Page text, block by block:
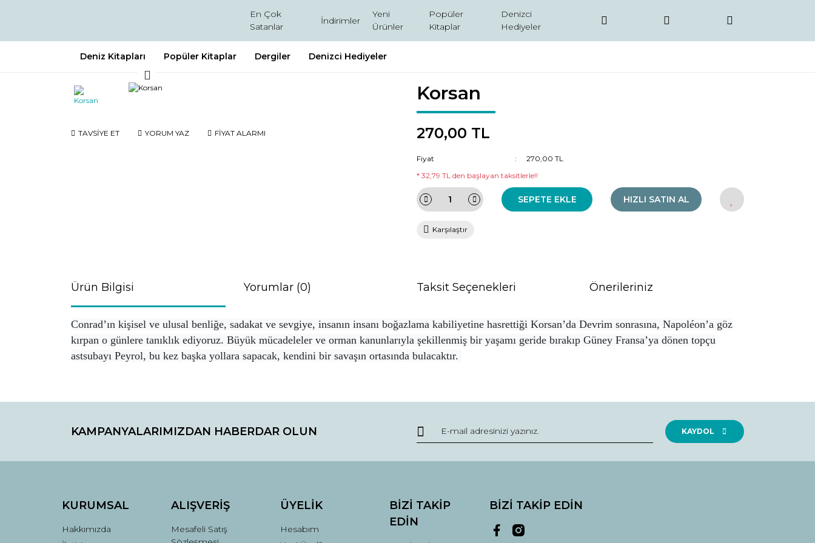
En Çok
Satanlar
İndirimler
Yeni
Ürünler
Popüler
Kitaplar
Denizci
Hediyeler
Deniz Kitapları Popüler Kitaplar Dergiler Denizci Hediyeler
TAVSİYE ET YORUM YAZ FİYAT ALARMI
Korsan
270,00 TL
Fiyat
270,00 TL
* 32,79 TL den başlayan taksitlerle!!
SEPETE EKLE HIZLI SATIN AL
Karşılaştır
Ürün Bilgisi Yorumlar (0) Taksit Seçenekleri Önerileriniz
Conrad’ın kişisel ve ulusal benliğe, sadakat ve sevgiye, insanın insanı boğazlama kabiliyetine hasrettiği Korsan’da Devrim sonrasına, Napoléon’a göz
kırpan o günlere tanıklık ediyoruz. Büyük mücadeleler ve orman kanunlarıyla şekillenmiş bir yaşamı geride bırakıp Güney Fransa’ya dönen topçu
astsubayı Peyrol, bu kez başka yollara sapacak, kendini bir savaşın ortasında bulacaktır.
Yorum Yaz
Görüş ve önerileriniz için teşekkür ederiz.
Ürün resmi kalitesiz, bozuk veya görüntülenemiyor.
Bu ürüne benzer farklı alternatifler olmalı.
KAMPANYALARIMIZDAN HABERDAR OLUN KAYDOL
KURUMSAL
Hakkımızda
ALIŞVERİŞ
Mesafeli Satış
ÜYELİK
Hesabım
BİZİ TAKİP
EDİN
BİZİ TAKİP EDİN